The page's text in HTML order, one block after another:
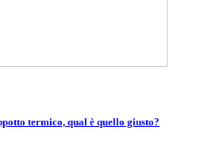
termico, qual è quello giusto?